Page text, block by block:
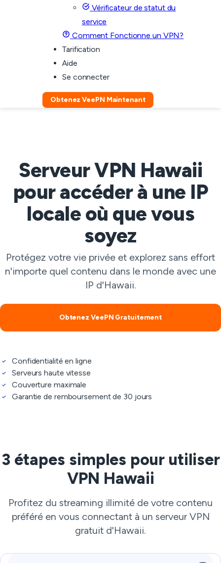
Vérificateur de statut du
service
Comment Fonctionne un VPN?
Tarification
Aide
Se connecter
Obtenez VeePN Maintenant
Serveur VPN Hawaii
pour accéder à une IP
locale où que vous
soyez
Protégez votre vie privée et explorez sans effort
n'importe quel contenu dans le monde avec une
IP d'Hawaii.
Obtenez VeePN Gratuitement
Confidentialité en ligne
Serveurs haute vitesse
Couverture maximale
Garantie de remboursement de 30 jours
3 étapes simples pour utiliser
VPN Hawaii
Profitez du streaming illimité de votre contenu
préféré en vous connectant à un serveur VPN
gratuit d'Hawaii.